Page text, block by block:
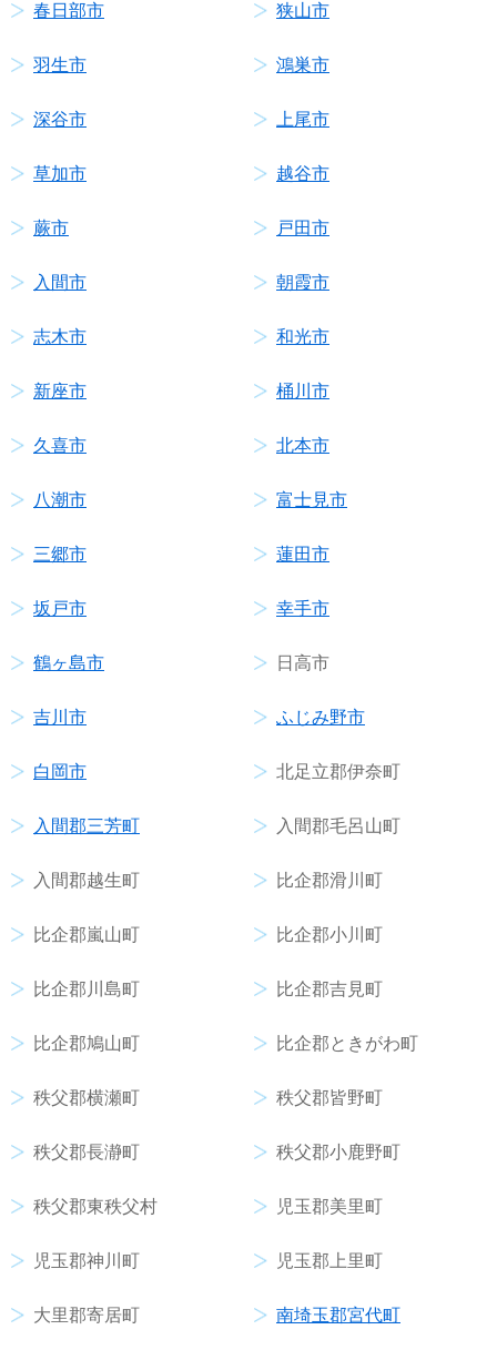
春日部市 狭山市
羽生市 鴻巣市
深谷市 上尾市
草加市 越谷市
蕨市 戸田市
入間市 朝霞市
志木市 和光市
新座市 桶川市
久喜市 北本市
八潮市 富士見市
三郷市 蓮田市
坂戸市 幸手市
鶴ヶ島市 日高市
吉川市 ふじみ野市
白岡市 北足立郡伊奈町
入間郡三芳町 入間郡毛呂山町
入間郡越生町 比企郡滑川町
比企郡嵐山町 比企郡小川町
比企郡川島町 比企郡吉見町
比企郡鳩山町 比企郡ときがわ町
秩父郡横瀬町 秩父郡皆野町
秩父郡長瀞町 秩父郡小鹿野町
秩父郡東秩父村 児玉郡美里町
児玉郡神川町 児玉郡上里町
大里郡寄居町 南埼玉郡宮代町